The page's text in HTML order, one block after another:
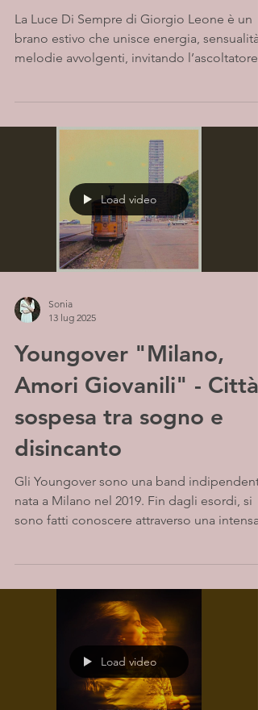
La Luce Di Sempre di Giorgio Leone è un
brano estivo che unisce energia, sensualità
melodie avvolgenti, invitando l’ascoltatore
Load video
Sonia
13 lug 2025
Youngover "Milano,
Amori Giovanili" - Città
sospesa tra sogno e
disincanto
Gli Youngover sono una band indipendente
nata a Milano nel 2019. Fin dagli esordi, si
sono fatti conoscere attraverso una
Load video